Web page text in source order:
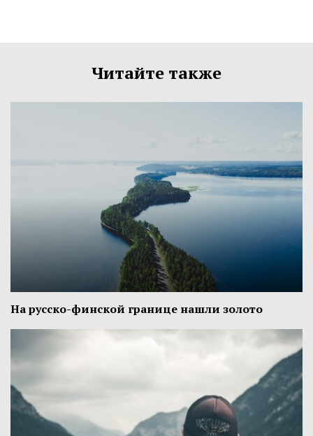
Читайте также
На русско-финской границе нашли золото